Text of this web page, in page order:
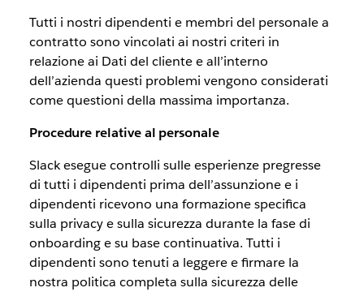
Tutti i nostri dipendenti e membri del personale a
contratto sono vincolati ai nostri criteri in
relazione ai Dati del cliente e all’interno
dell’azienda questi problemi vengono considerati
come questioni della massima importanza.
Procedure relative al personale
Slack esegue controlli sulle esperienze pregresse
di tutti i dipendenti prima dell’assunzione e i
dipendenti ricevono una formazione specifica
sulla privacy e sulla sicurezza durante la fase di
onboarding e su base continuativa. Tutti i
dipendenti sono tenuti a leggere e firmare la
nostra politica completa sulla sicurezza delle